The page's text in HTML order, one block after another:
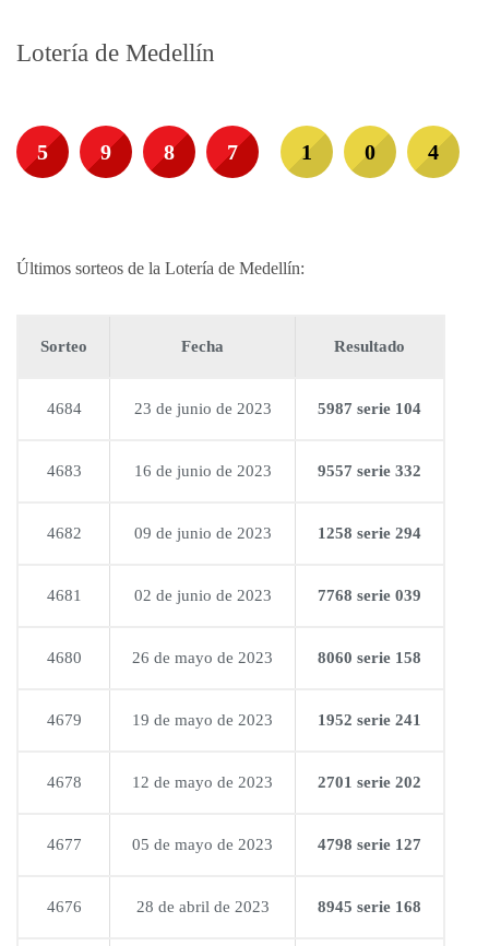
Lotería de Medellín
5 9 8 7 1 0 4
Últimos sorteos de la Lotería de Medellín:
Sorteo Fecha Resultado
4684 23 de junio de 2023 5987 serie 104
4683 16 de junio de 2023 9557 serie 332
4682 09 de junio de 2023 1258 serie 294
4681 02 de junio de 2023 7768 serie 039
4680 26 de mayo de 2023 8060 serie 158
4679 19 de mayo de 2023 1952 serie 241
4678 12 de mayo de 2023 2701 serie 202
4677 05 de mayo de 2023 4798 serie 127
4676 28 de abril de 2023 8945 serie 168